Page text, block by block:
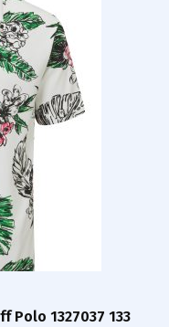
Polo 1327037 133